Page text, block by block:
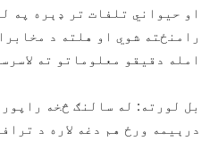
او حیواني تلفات تر ډېره په
رامنځته شوي او هلته د
امله دقیقو معلوماتو ته
بل لورته: له سالنګ څخه
درېیمه ورځ هم دغه لاره د